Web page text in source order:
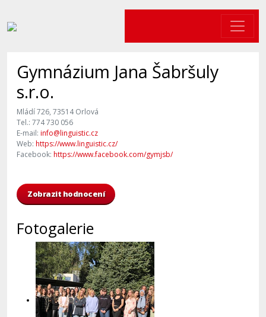
Gymnázium Jana Šabršuly
s.r.o.
Mládí 726, 73514 Orlová
Tel.: 774 730 056
E-mail: info@linguistic.cz
Web: https://www.linguistic.cz/
Facebook: https://www.facebook.com/gymjsb/
Zobrazit hodnocení
Fotogalerie